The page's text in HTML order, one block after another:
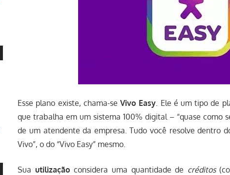
Esse plano existe, chama-seVivo Easy . Ele é um tipo de
que trabalha em um sistema 100% digital – “quase como
de um atendente da empresa. Tudo você resolve dentro
Vivo”, o do “Vivo Easy” mesmo.
Sua utilização considera uma quantidade de créditos